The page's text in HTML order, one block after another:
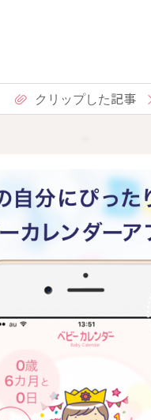
クリップした記事